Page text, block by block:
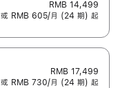
RMB 14,499
或 RMB 605/月 (24 期) 起
RMB 17,499
或 RMB 730/月 (24 期) 起